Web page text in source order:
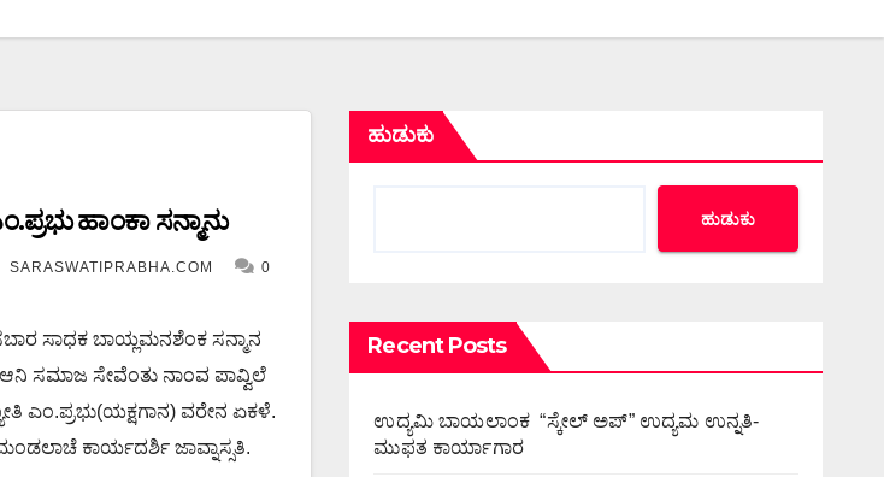
ಹಾಂಕಾ ಸನ್ಮಾನು
SARASWATIPRABHA.COM 0
ಸಾಧಕ ಬಾಯ್ಲಮನಶೆಂಕ ಸನ್ಮಾನ
ಆನಿ ಸಮಾಜ ಸೇವೆಂತು ನಾಂವ ಪಾವ್ವಿಲೆ
ಎಂ.ಪ್ರಭು(ಯಕ್ಷಗಾನ) ವರೇನ ಏಕಳೆ.
ಕಾರ್ಯದರ್ಶಿ ಜಾವ್ನಾಸ್ಸತಿ.
ಹುಡುಕು
ಹುಡುಕು
Recent Posts
ಉದ್ಯಮಿ ಬಾಯಲಾಂಕ “ಸ್ಕೇಲ್ ಅಪ್” ಉದ್ಯಮ ಉನ್ನತಿ-
ಮುಫತ ಕಾರ್ಯಾಗಾರ